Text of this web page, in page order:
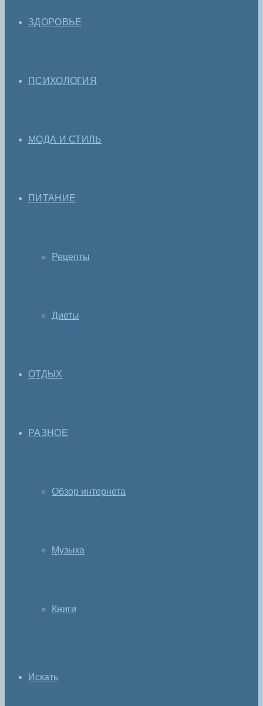
ЗДОРОВЬЕ
ПСИХОЛОГИЯ
МОДА И СТИЛЬ
ПИТАНИЕ
Рецепты
Диеты
ОТДЫХ
РАЗНОЕ
Обзор интернета
Музыка
Книги
Искать